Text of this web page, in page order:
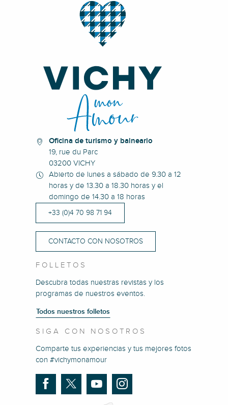
Oficina de turismo y balneario
19, rue du Parc
03200 VICHY
Abierto de lunes a sábado de 9.30 a 12
horas y de 13.30 a 18.30 horas y el
domingo de 14.30 a 18 horas
+33 (0)4 70 98 71 94
CONTACTO CON NOSOTROS
FOLLETOS
Descubra todas nuestras revistas y los
programas de nuestros eventos.
Todos nuestros folletos
SIGA CON NOSOTROS
Comparte tus experiencias y tus mejores fotos
con #vichymonamour